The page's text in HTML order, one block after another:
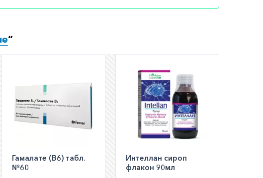
”
Гамалате (В6) табл.
№60
Интеллан сироп
флакон 90мл